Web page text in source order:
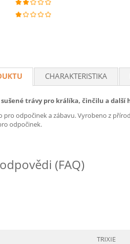
CHARAKTERISTIKA
trávy pro králíka, činčilu a další
pro odpočinek a zábavu. Vyrobeno z
odpočinek.
(FAQ)
TRIXIE